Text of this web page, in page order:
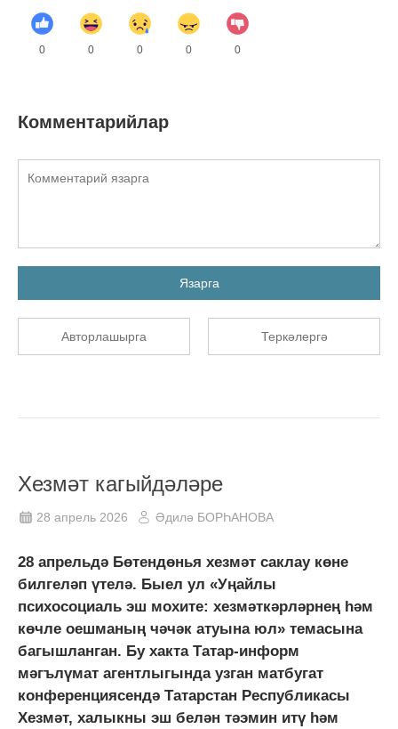
0 0 0 0 0
Комментарийлар
Язарга
Авторлашырга Теркәлергә
Хезмәт кагыйдәләре
28 апрель 2026 Әдилә БОРҺАНОВА
28 апрельдә Бөтендөнья хезмәт саклау көне
билгеләп үтелә. Быел ул «Уңайлы
психосоциаль эш мохите: хезмәткәрләрнең һәм
көчле оешманың чәчәк атуына юл» темасына
багышланган. Бу хакта Татар-информ
мәгълүмат агентлыгында узган матбугат
конференциясендә Татарстан Республикасы
Хезмәт, халыкны эш белән тәэмин итү һәм